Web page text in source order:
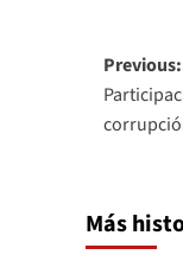
Post
Previous:
Más